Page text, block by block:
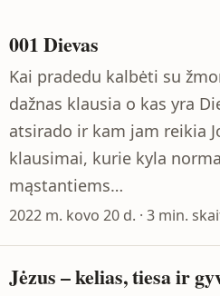
001 Dievas
Kai pradedu kalbėti su
dažnas klausia o kas yra
atsirado ir kam jam reikia
klausimai, kurie kyla
mąstantiems…
2022 m. kovo 20 d. · 3 min.
Jėzus – kelias, tiesa ir